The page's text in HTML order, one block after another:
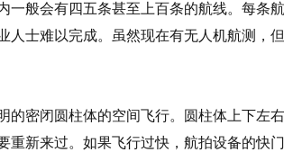
一般会有四五条甚至上百条的航线。每条
人士难以完成。虽然现在有无人机航测，
的密闭圆柱体的空间飞行。圆柱体上下左
重新来过。如果飞行过快，航拍设备的快